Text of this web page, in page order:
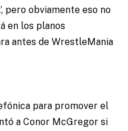
pero obviamente eso no
en los planos
antes de WrestleMania
para promover el
a Conor McGregor si